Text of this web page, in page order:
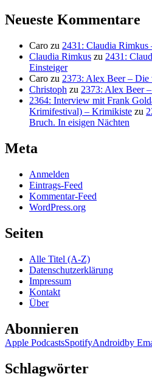
Neueste Kommentare
Caro zu 2431: Claudia
Claudia Rimkus zu 2431:
Einsteiger
Caro zu 2373: Alex Beer – Die
Christoph zu 2373: Alex Beer
2364: Interview mit Frank
Krimifestival) – Krimikiste zu
Bruch. In eisigen Nächten
Meta
Anmelden
Eintrags-Feed
Kommentar-Feed
WordPress.org
Seiten
Alle Titel (A-Z)
Datenschutzerklärung
Impressum
Kontakt
Über
Abonnieren
Apple PodcastsSpotifyAndroidby
Schlagwörter